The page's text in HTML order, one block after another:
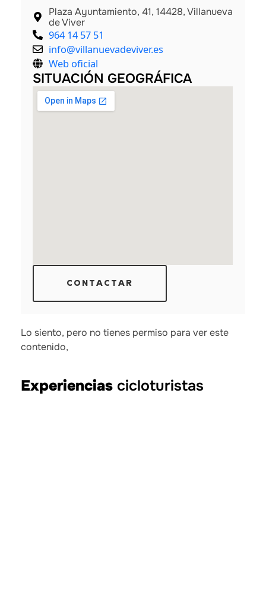
Plaza Ayuntamiento, 41, 14428, Villanueva
de Viver
964 14 57 51
info@villanuevadeviver.es
Web oficial
SITUACIÓN GEOGRÁFICA
CONTACTAR
Lo siento, pero no tienes permiso para ver este
contenido,
Experiencias cicloturistas